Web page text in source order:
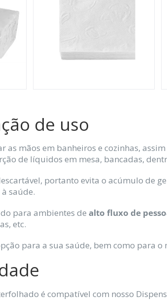
de uso
as mãos em banheiros e cozinhas,
de líquidos em mesa, bancadas,
portanto evita o acúmulo de
saúde.
para ambientes dealto fluxo de
etc.
para a sua saúde, bem como para o
é compatível com nosso